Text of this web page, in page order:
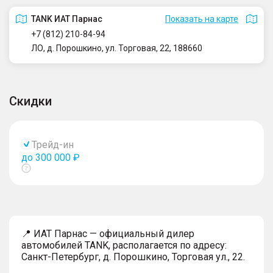
TANK ИАТ Парнас
Показать на карте
+7 (812) 210-84-94
ЛО, д. Порошкино, ул. Торговая, 22, 188660
Скидки
Трейд-ин
до 300 000 ₽
Показать
📍 ИАТ Парнас — официальный дилер
автомобилей TANK, располагается по адресу:
Санкт-Петербург, д. Порошкино, Торговая ул., 22.